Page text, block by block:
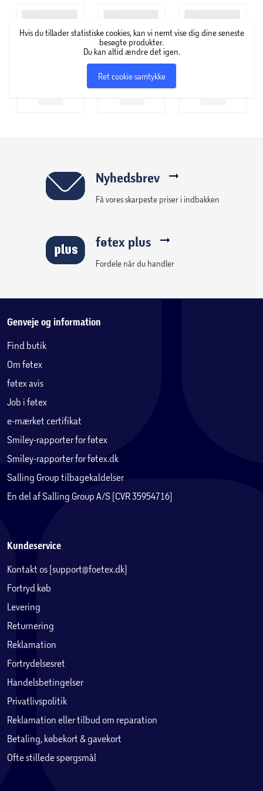
Specifikationer
Farve: Pink
Anti-dug behandling for klart udsyn
Blød silikonerem for komfortabel pasform
Hvis du tillader statistiske cookies, kan vi nemt vise dig dine seneste
besøgte produkter.
Du kan altid ændre det igen.
Ret cookie samtykke
Nyhedsbrev
Få vores skarpeste priser i indbakken
føtex plus
Fordele når du handler
Genveje og information
Find butik
Om føtex
føtex avis
Job i føtex
e-mærket certifikat
Smiley-rapporter for føtex
Smiley-rapporter for føtex.dk
Salling Group tilbagekaldelser
En del af Salling Group A/S (CVR 35954716)
Kundeservice
Kontakt os (support@foetex.dk)
Fortryd køb
Levering
Returnering
Reklamation
Fortrydelsesret
Handelsbetingelser
Privatlivspolitik
Reklamation eller tilbud om reparation
Betaling, købekort & gavekort
Ofte stillede spørgsmål